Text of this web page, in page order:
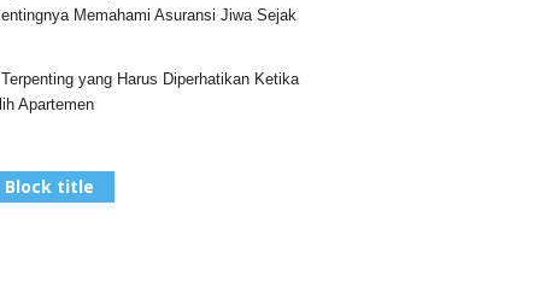
Memahami Asuransi Jiwa Sejak
yang Harus Diperhatikan Ketika
Apartemen
Block title